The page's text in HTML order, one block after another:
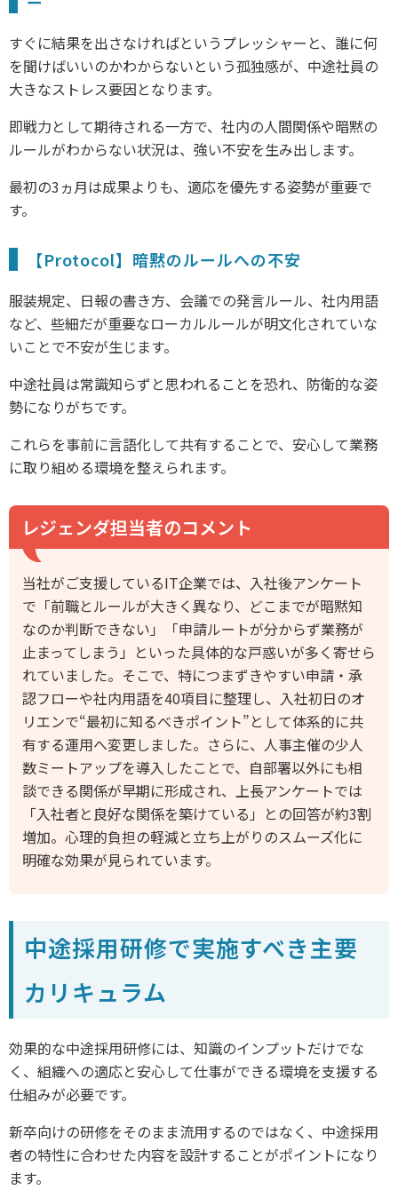
すぐに結果を出さなければというプレッシャーと、誰に何
を聞けばいいのかわからないという孤独感が、中途社員の
大きなストレス要因となります。
即戦力として期待される一方で、社内の人間関係や暗黙の
ルールがわからない状況は、強い不安を生み出します。
最初の3ヵ月は成果よりも、適応を優先する姿勢が重要で
す。
【Protocol】暗黙のルールへの不安
服装規定、日報の書き方、会議での発言ルール、社内用語
など、些細だが重要なローカルルールが明文化されていな
いことで不安が生じます。
中途社員は常識知らずと思われることを恐れ、防衛的な姿
勢になりがちです。
これらを事前に言語化して共有することで、安心して業務
に取り組める環境を整えられます。
レジェンダ担当者のコメント
当社がご支援しているIT企業では、入社後アンケート
で「前職とルールが大きく異なり、どこまでが暗黙知
なのか判断できない」「申請ルートが分からず業務が
止まってしまう」といった具体的な戸惑いが多く寄せら
れていました。そこで、特につまずきやすい申請・承
認フローや社内用語を40項目に整理し、入社初日のオ
リエンで“最初に知るべきポイント”として体系的に共
有する運用へ変更しました。さらに、人事主催の少人
数ミートアップを導入したことで、自部署以外にも相
談できる関係が早期に形成され、上長アンケートでは
「入社者と良好な関係を築けている」との回答が約3割
増加。心理的負担の軽減と立ち上がりのスムーズ化に
明確な効果が見られています。
中途採用研修で実施すべき主要
カリキュラム
効果的な中途採用研修には、知識のインプットだけでな
く、組織への適応と安心して仕事ができる環境を支援する
仕組みが必要です。
新卒向けの研修をそのまま流用するのではなく、中途採用
者の特性に合わせた内容を設計することがポイントになり
ます。